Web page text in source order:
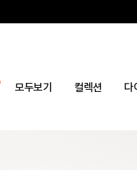
모두보기 컬렉션 다